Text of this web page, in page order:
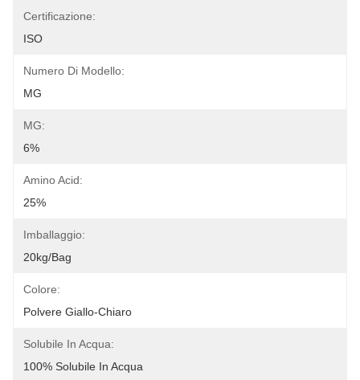
Certificazione:
ISO
Numero Di Modello:
MG
MG:
6%
Amino Acid:
25%
Imballaggio:
20kg/bag
Colore:
Polvere Giallo-Chiaro
Solubile In Acqua:
100% Solubile In Acqua